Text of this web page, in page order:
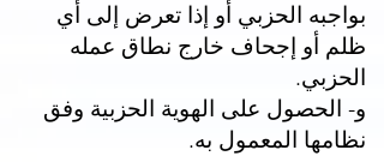
بواجبه الحزبي أو إذا تعرض إلى أي
ظلم أو إجحاف خارج نطاق عمله
الحزبي.
و- الحصول على الهوية الحزبية وفق
نظامها المعمول به.